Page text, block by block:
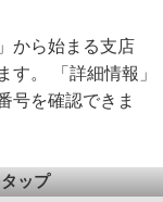
から始まる支店
す。 「詳細情報」
号を確認できま
ップ